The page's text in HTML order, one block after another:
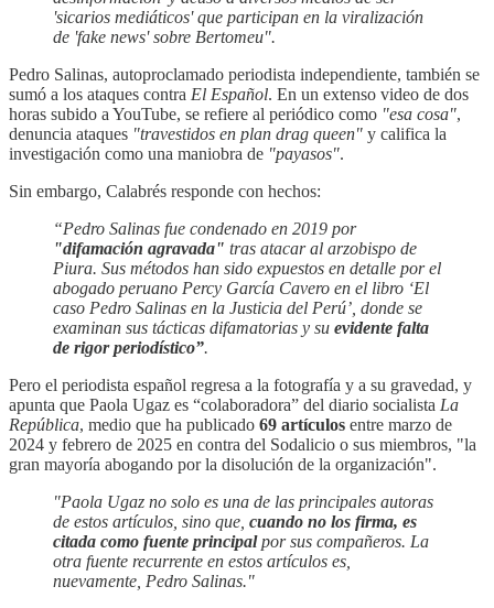
'sicarios mediáticos' que participan en la viralización
de 'fake news' sobre Bertomeu".
Pedro Salinas, autoproclamado periodista independiente, también se
sumó a los ataques contra El Español. En un extenso video de dos
horas subido a YouTube, se refiere al periódico como "esa cosa",
denuncia ataques "travestidos en plan drag queen" y califica la
investigación como una maniobra de "payasos".
Sin embargo, Calabrés responde con hechos:
“Pedro Salinas fue condenado en 2019 por
"difamación agravada" tras atacar al arzobispo de
Piura. Sus métodos han sido expuestos en detalle por el
abogado peruano Percy García Cavero en el libro ‘El
caso Pedro Salinas en la Justicia del Perú’, donde se
examinan sus tácticas difamatorias y su evidente falta
de rigor periodístico”.
Pero el periodista español regresa a la fotografía y a su gravedad, y
apunta que Paola Ugaz es “colaboradora” del diario socialista La
República, medio que ha publicado 69 artículos entre marzo de
2024 y febrero de 2025 en contra del Sodalicio o sus miembros, "la
gran mayoría abogando por la disolución de la organización".
"Paola Ugaz no solo es una de las principales autoras
de estos artículos, sino que, cuando no los firma, es
citada como fuente principalpor sus compañeros. La
otra fuente recurrente en estos artículos es,
nuevamente, Pedro Salinas."